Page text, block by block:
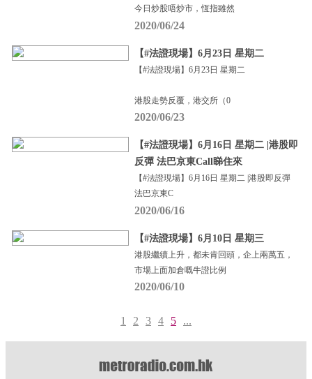
今日炒股唔炒市，恆指雖然
2020/06/24
【#法證現場】6月23日 星期二
【#法證現場】6月23日 星期二
港股走勢反覆，港交所（0
2020/06/23
【#法證現場】6月16日 星期二 |港股即
反彈 法巴京東Call睇住來
【#法證現場】6月16日 星期二 |港股即反彈
法巴京東C
2020/06/16
【#法證現場】6月10日 星期三
港股繼續上升，都未肯回頭，企上兩萬五，
市場上面加倉嘅牛證比例
2020/06/10
1 2 3 4 5 ...